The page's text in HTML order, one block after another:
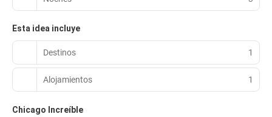
Esta idea incluye
Destinos 1
Alojamientos 1
Chicago Increíble